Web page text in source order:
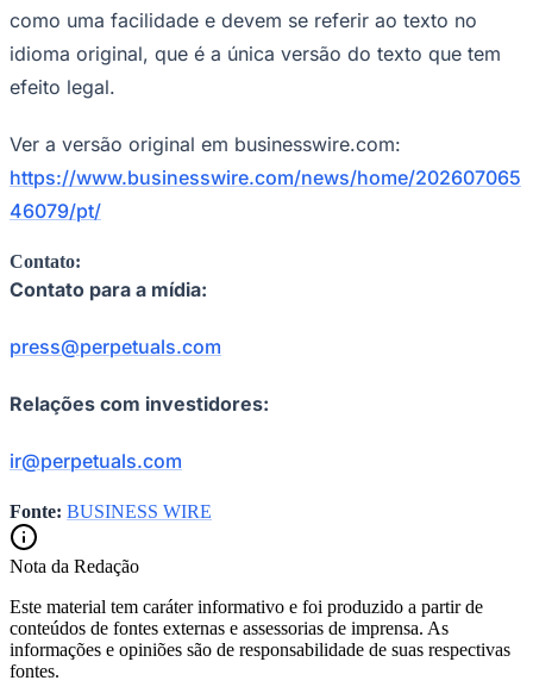
Vasco
como uma facilidade e devem se referir ao texto no
idioma original, que é a única versão do texto que tem
efeito legal.
Ver a versão original em businesswire.com:
https://www.businesswire.com/news/home/202607065
46079/pt/
Contato:
Contato para a mídia:
press@perpetuals.com
Relações com investidores:
ir@perpetuals.com
Fonte: BUSINESS WIRE
Nota da Redação
Este material tem caráter informativo e foi produzido a partir de
conteúdos de fontes externas e assessorias de imprensa. As
informações e opiniões são de responsabilidade de suas respectivas
fontes.